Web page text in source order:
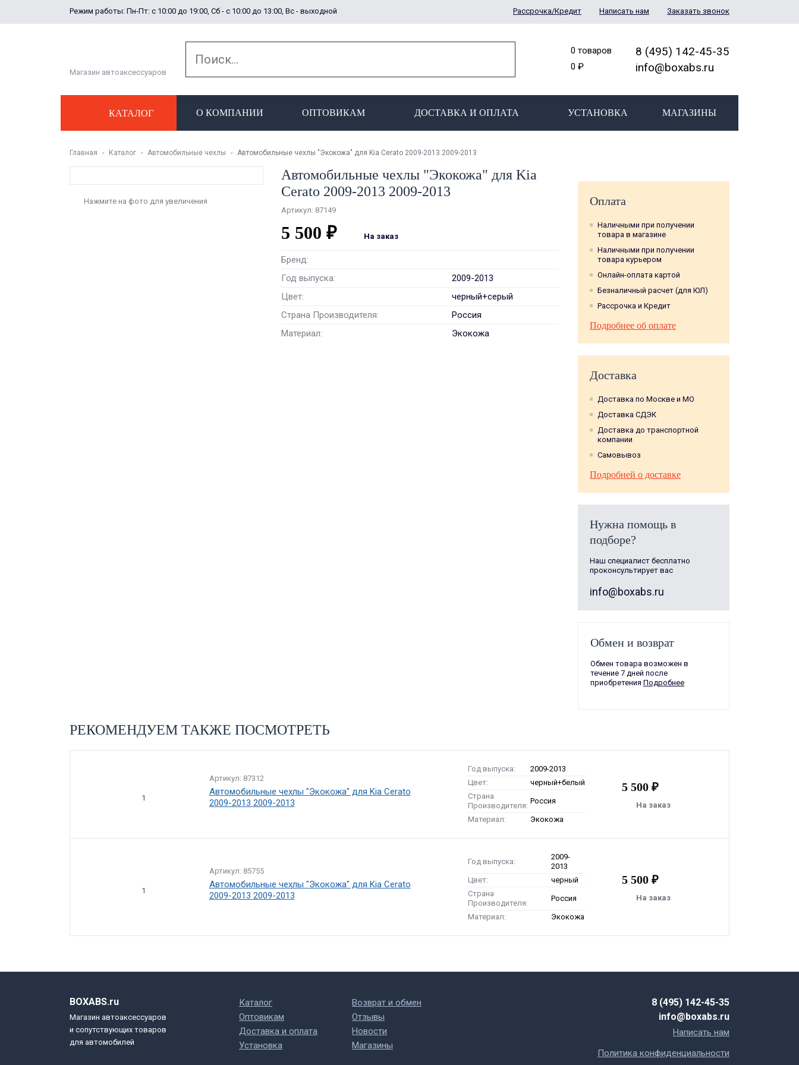
Режим работы: Пн-Пт: с 10:00 до 19:00, Сб - с 10:00 до 13:00, Вс - выходной Рассрочка/Кредит Написать нам Заказать звонок
Магазин автоаксессуаров
0 товаров
0 ₽
8 (495) 142-45-35
info@boxabs.ru
КАТАЛОГ О КОМПАНИИ ОПТОВИКАМ ДОСТАВКА И ОПЛАТА УСТАНОВКА МАГАЗИНЫ
Главная Каталог Автомобильные чехлы Автомобильные чехлы "Экокожа" для Kia Cerato 2009-2013 2009-2013
Нажмите на фото для увеличения
Автомобильные чехлы "Экокожа" для Kia
Cerato 2009-2013 2009-2013
Артикул: 87149
5 500 ₽ На заказ
Бренд:
Год выпуска:
2009-2013
Цвет:
черный+серый
Страна Производителя:
Россия
Материал:
Экокожа
Оплата
Наличными при получении
товара в магазине
Наличными при получении
товара курьером
Онлайн-оплата картой
Безналичный расчет (для ЮЛ)
Рассрочка и Кредит
Подробнее об оплате
Доставка
Доставка по Москве и МО
Доставка СДЭК
Доставка до транспортной
компании
Самовывоз
Подробней о доставке
Нужна помощь в
подборе?
Наш специалист бесплатно
проконсультирует вас
info@boxabs.ru
Обмен и возврат
Обмен товара возможен в
течение 7 дней после
приобретения Подробнее
РЕКОМЕНДУЕМ ТАКЖЕ ПОСМОТРЕТЬ
1
Артикул: 87312
Автомобильные чехлы "Экокожа" для Kia Cerato
2009-2013 2009-2013
Год выпуска:
2009-2013
Цвет:
черный+белый
Страна
Производителя:
Россия
Материал: Экокожа
5 500 ₽
На заказ
1
Артикул: 85755
Автомобильные чехлы "Экокожа" для Kia Cerato
2009-2013 2009-2013
Год выпуска:
2009-
2013
Цвет:
черный
Страна
Производителя:
Россия
Материал: Экокожа
5 500 ₽
На заказ
BOXABS.ru
Магазин автоаксессуаров
и сопутствующих товаров
для автомобилей
Каталог
Оптовикам
Доставка и оплата
Установка
Возврат и обмен
Отзывы
Новости
Магазины
8 (495) 142-45-35
info@boxabs.ru
Написать нам
Политика конфиденциальности